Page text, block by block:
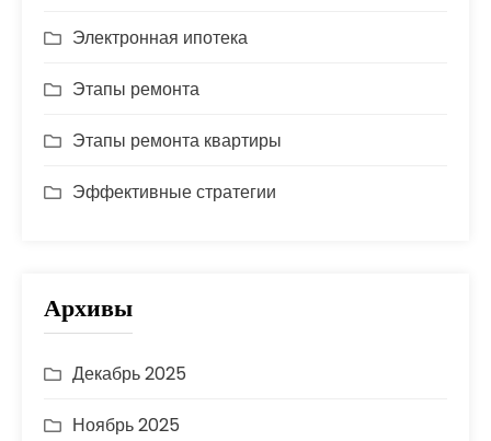
Электронная ипотека
Этапы ремонта
Этапы ремонта квартиры
Эффективные стратегии
Архивы
Декабрь 2025
Ноябрь 2025